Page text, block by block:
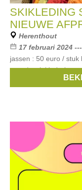
SKIKLEDING
NIEUWE
Herenthout
17 februari 2024
jassen : 50 euro /
euro / stuk
Icepeak,